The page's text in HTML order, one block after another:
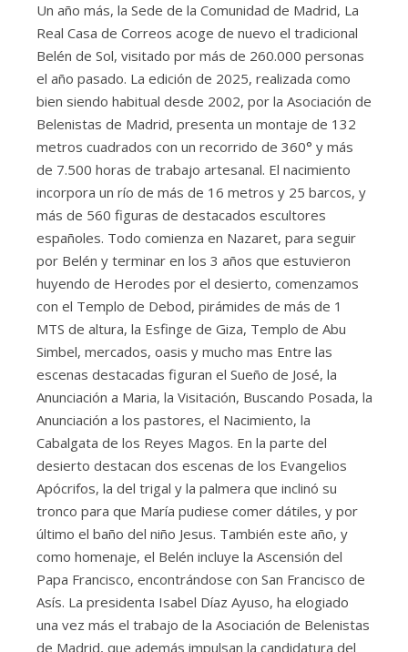
Un año más, la Sede de la Comunidad de Madrid, La
Real Casa de Correos acoge de nuevo el tradicional
Belén de Sol, visitado por más de 260.000 personas
el año pasado. La edición de 2025, realizada como
bien siendo habitual desde 2002, por la Asociación de
Belenistas de Madrid, presenta un montaje de 132
metros cuadrados con un recorrido de 360° y más
de 7.500 horas de trabajo artesanal. El nacimiento
incorpora un río de más de 16 metros y 25 barcos, y
más de 560 figuras de destacados escultores
españoles. Todo comienza en Nazaret, para seguir
por Belén y terminar en los 3 años que estuvieron
huyendo de Herodes por el desierto, comenzamos
con el Templo de Debod, pirámides de más de 1
MTS de altura, la Esfinge de Giza, Templo de Abu
Simbel, mercados, oasis y mucho mas Entre las
escenas destacadas figuran el Sueño de José, la
Anunciación a Maria, la Visitación, Buscando Posada, la
Anunciación a los pastores, el Nacimiento, la
Cabalgata de los Reyes Magos. En la parte del
desierto destacan dos escenas de los Evangelios
Apócrifos, la del trigal y la palmera que inclinó su
tronco para que María pudiese comer dátiles, y por
último el baño del niño Jesus. También este año, y
como homenaje, el Belén incluye la Ascensión del
Papa Francisco, encontrándose con San Francisco de
Asís. La presidenta Isabel Díaz Ayuso, ha elogiado
una vez más el trabajo de la Asociación de Belenistas
de Madrid, que además impulsan la candidatura del